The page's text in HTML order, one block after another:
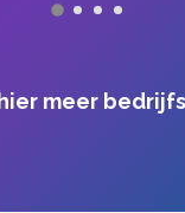
meer